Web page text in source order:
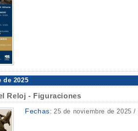
de 2025
Reloj - Figuraciones
Fechas: 25 de noviembre de 2025